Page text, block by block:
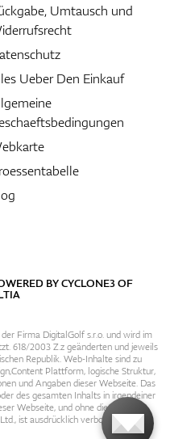
Umtausch und
Ueber Den Einkauf
BYCYCLONE3OF
Firma DigitalGolf s.r.o. und wird im
618/2003 Z.z geänderten und jeweils
Republik. Web-Inhalte sind zu
Plattform, logische Struktur,
und Angaben dieser Webseite. Das
des gesamten Inhalts in irgendeiner
Webseite, und ohne die vorherige
ist ausdrücklich verboten.